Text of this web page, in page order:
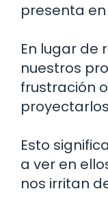
presenta
En lugar de
nuestros
frustración
Esto
a ver en
nos irritan